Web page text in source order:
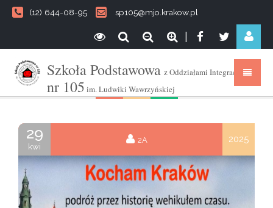
(12) 644-08-95 sp105@mjo.krakow.pl
Szkoła Podstawowa z Oddziałami Integracyjnymi
nr 105 im. Ludwiki Wawrzyńskiej
29
kwi
2A 2025